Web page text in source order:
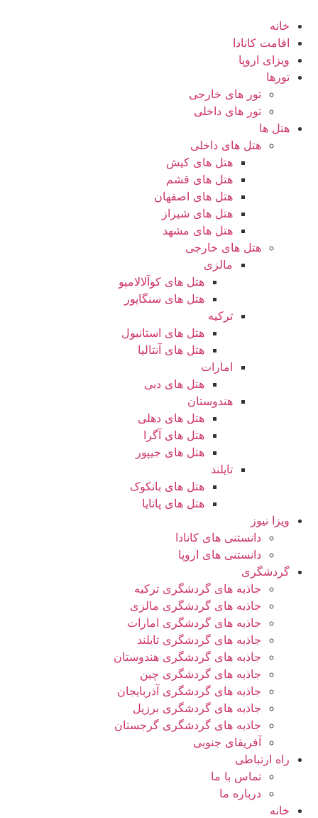
محتوا
خانه
اقامت کانادا
ویزای اروپا
تورها
تور های خارجی
تور های داخلی
هتل ها
هتل های داخلی
هتل های کیش
هتل های قشم
هتل های اصفهان
هتل های شیراز
هتل های مشهد
هتل های خارجی
مالزی
هتل های کوآلالامپو
هتل های سنگاپور
ترکیه
هتل های استانبول
هتل های آنتالیا
امارات
هتل های دبی
هندوستان
هتل های دهلی
هتل های آگرا
هتل های جیپور
تایلند
هتل های بانکوک
هتل های پاتایا
ویزا نیوز
دانستنی های کانادا
دانستنی های اروپا
گردشگری
جاذبه های گردشگری ترکیه
جاذبه های گردشگری مالزی
جاذبه های گردشگری امارات
جاذبه های گردشگری تایلند
جاذبه های گردشگری هندوستان
جاذبه های گردشگری چین
جاذبه های گردشگری آذربایجان
جاذبه های گردشگری برزیل
جاذبه های گردشگری گرجستان
آفریقای جنوبی
راه ارتباطی
تماس با ما
درباره ما
خانه